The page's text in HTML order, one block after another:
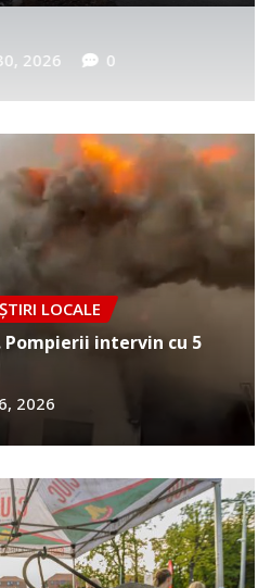
2026 0
ȘTIRI LOCALE
Pompierii intervin cu 5
2026